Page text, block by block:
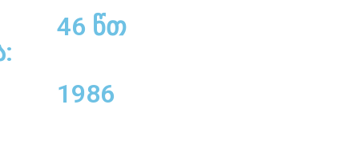
46 წთ
1986